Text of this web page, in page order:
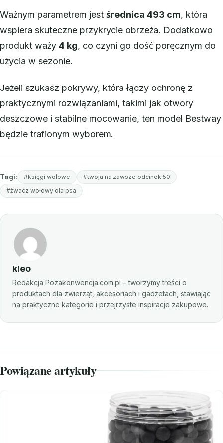
Ważnym parametrem jest średnica 493 cm, która
wspiera skuteczne przykrycie obrzeża. Dodatkowo
produkt waży 4 kg, co czyni go dość poręcznym do
użycia w sezonie.
Jeżeli szukasz pokrywy, która łączy ochronę z
praktycznymi rozwiązaniami, takimi jak otwory
deszczowe i stabilne mocowanie, ten model Bestway
będzie trafionym wyborem.
Tagi: #księgi wołowe
#twoja na zawsze odcinek 50
#żwacz wołowy dla psa
kleo
Redakcja Pozakonwencja.com.pl – tworzymy treści o
produktach dla zwierząt, akcesoriach i gadżetach, stawiając
na praktyczne kategorie i przejrzyste inspiracje zakupowe.
Powiązane artykuły